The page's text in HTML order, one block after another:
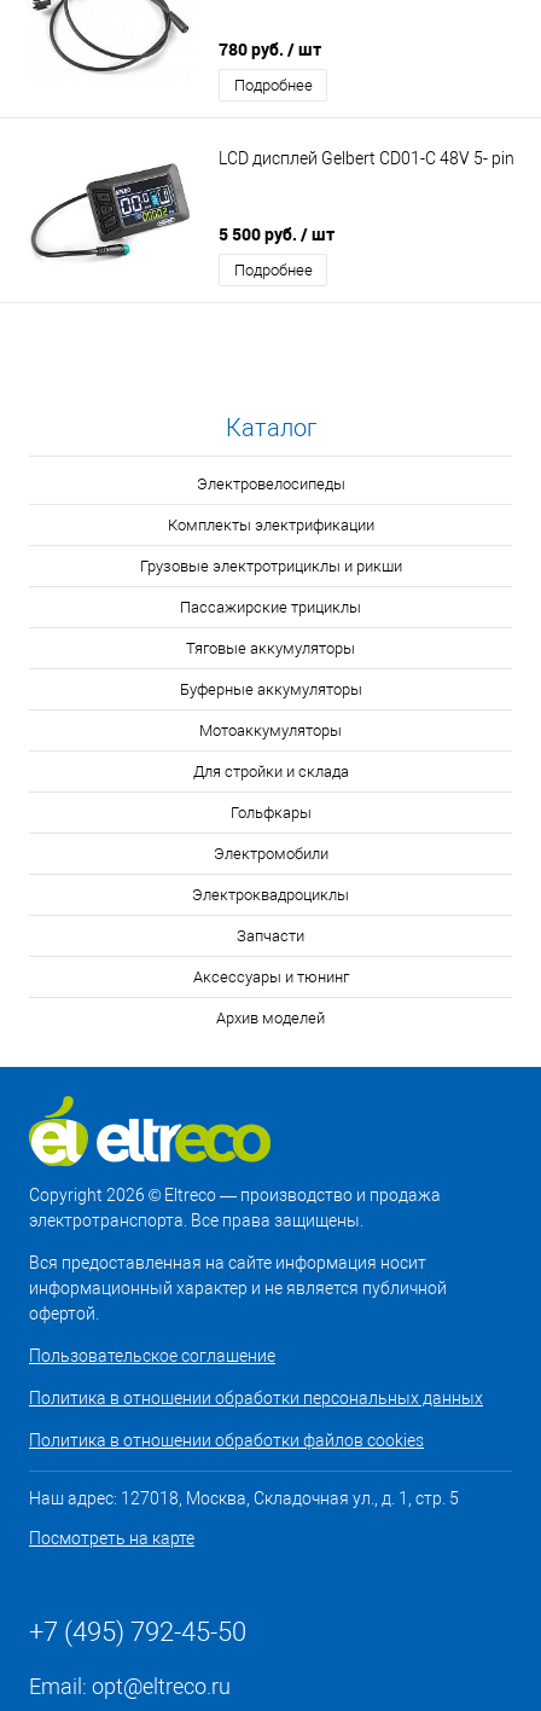
780 руб. / шт
Подробнее
LCD дисплей Gelbert CD01-C 48V 5- pin
5 500 руб. / шт
Подробнее
Каталог
Электровелосипеды
Комплекты электрификации
Грузовые электротрициклы и рикши
Пассажирские трициклы
Тяговые аккумуляторы
Буферные аккумуляторы
Мотоаккумуляторы
Для стройки и склада
Гольфкары
Электромобили
Электроквадроциклы
Запчасти
Аксессуары и тюнинг
Архив моделей
Copyright 2026 © Eltreco — производство и продажа
электротранспорта. Все права защищены.
Вся предоставленная на сайте информация носит
информационный характер и не является публичной
офертой.
Пользовательское соглашение
Политика в отношении обработки персональных данных
Политика в отношении обработки файлов cookies
Наш адрес: 127018, Москва, Складочная ул., д. 1, стр. 5
Посмотреть на карте
+7 (495) 792-45-50
Email: opt@eltreco.ru